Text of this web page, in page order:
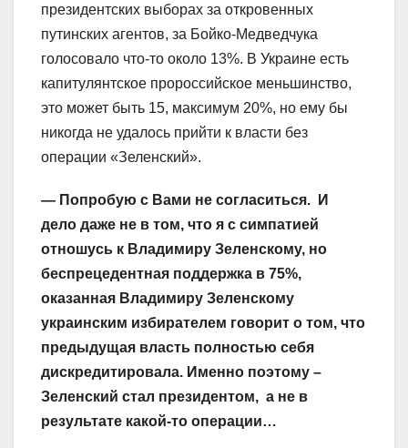
президентских выборах за откровенных
путинских агентов, за Бойко-Медведчука
голосовало что-то около 13%. В Украине есть
капитулянтское пророссийское меньшинство,
это может быть 15, максимум 20%, но ему бы
никогда не удалось прийти к власти без
операции «Зеленский».
— Попробую с Вами не согласиться. И
дело даже не в том, что я с симпатией
отношусь к Владимиру Зеленскому, но
беспрецедентная поддержка в 75%,
оказанная Владимиру Зеленскому
украинским избирателем говорит о том, что
предыдущая власть полностью себя
дискредитировала. Именно поэтому –
Зеленский стал президентом, а не в
результате какой-то операции…